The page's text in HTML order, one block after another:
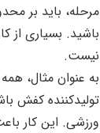
مرحله، باید بر
باشید. بسیاری از
نیست.
به عنوان مثال،
تولیدکننده کفش
ورزشی. این کار